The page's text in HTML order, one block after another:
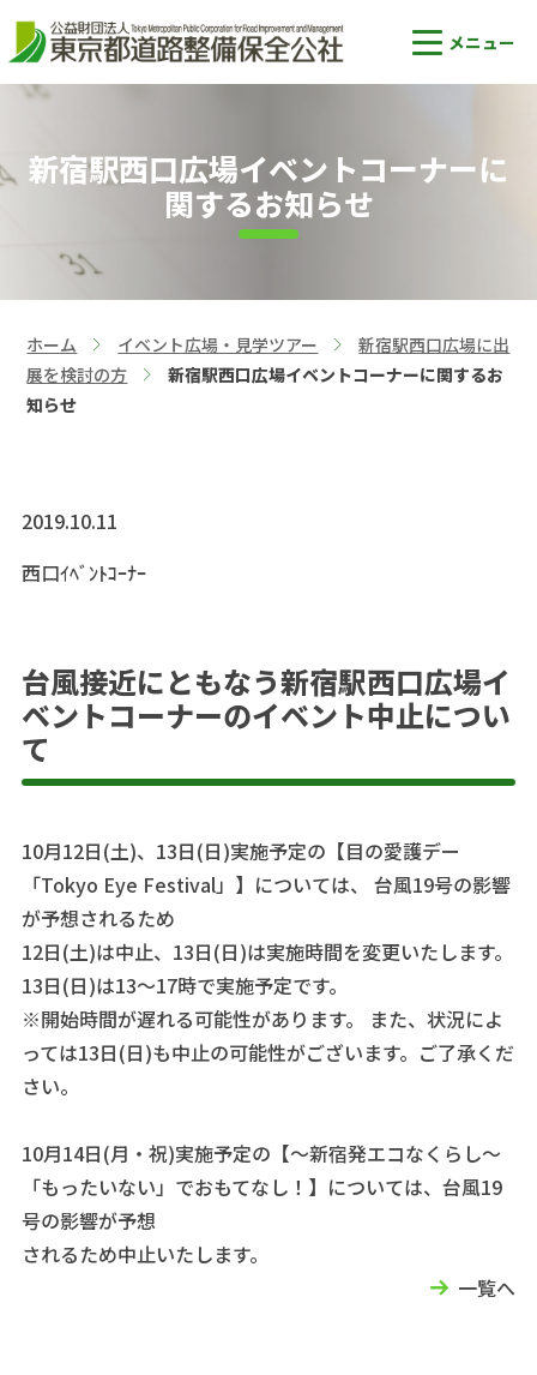
新宿駅西口広場イベントコーナーに
関するお知らせ
ホーム
>
イベント広場・見学ツアー
>
新宿駅西口広場に出
展を検討の方
新宿駅西口広場イベントコーナーに関するお
知らせ
2019.10.11
西口ｲﾍﾞﾝﾄｺｰﾅｰ
台風接近にともなう新宿駅西口広場イ
ベントコーナーのイベント中止につい
て
10月12日(土)、13日(日)実施予定の【目の愛護デー
「Tokyo Eye Festival」】については、 台風19号の影響
が予想されるため
12日(土)は中止、13日(日)は実施時間を変更いたします。
13日(日)は13～17時で実施予定です。
※開始時間が遅れる可能性があります。 また、状況によ
っては13日(日)も中止の可能性がございます。ご了承くだ
さい。
10月14日(月・祝)実施予定の【～新宿発エコなくらし～
「もったいない」でおもてなし！】については、台風19
号の影響が予想
されるため中止いたします。
一覧へ